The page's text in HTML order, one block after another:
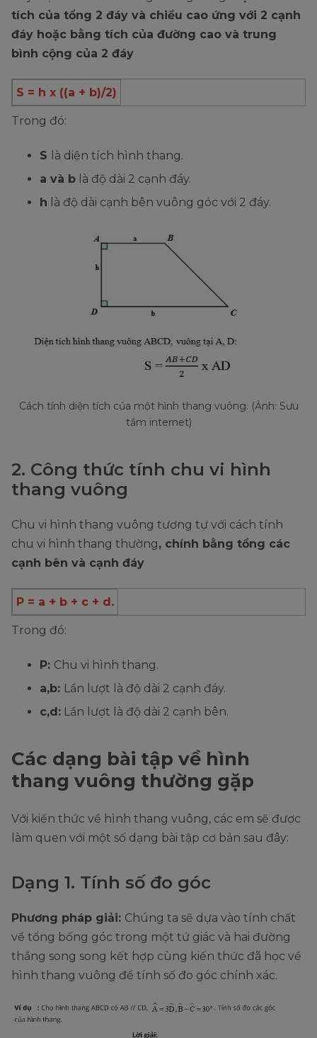
tích của tổng 2 đáy và chiều cao ứng với 2 cạnh
đáy hoặc bằng tích của đường cao và trung
bình cộng của 2 đáy
S = h x ((a + b)/2)
Trong đó:
S
là diện tích hình thang.
a và b là độ dài 2 cạnh đáy.
h là độ dài cạnh bên vuông góc với 2 đáy.
Cách tính diện tích của một hình thang vuông. (Ảnh: Sưu
tầm internet)
2. Công thức tính chu vi hình
thang vuông
Chu vi hình thang vuông tương tự với cách tính
chu vi hình thang thường, chính bằng tổng các
cạnh bên và cạnh đáy
P = a + b + c + d.
Trong đó:
P: Chu vi hình thang.
a,b: Lần lượt là độ dài 2 cạnh đáy.
c,d: Lần lượt là độ dài 2 cạnh bên.
Các dạng bài tập về hình
thang vuông thường gặp
Với kiến thức về hình thang vuông, các em sẽ được
làm quen với một số dạng bài tập cơ bản sau đây:
Dạng 1. Tính số đo góc
Phương pháp giải: Chúng ta sẽ dựa vào tính chất
về tổng bống góc trong một tứ giác và hai đường
thẳng song song kết hợp cùng kiến thức đã học về
hình thang vuông để tính số đo góc chính xác.